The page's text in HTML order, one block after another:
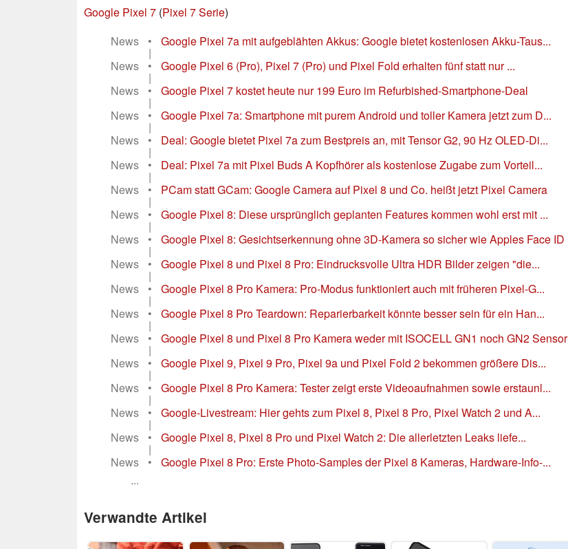
Google Pixel 7 (Pixel 7 Serie)
News
• Google Pixel 7a mit aufgeblähten Akkus: Google bietet kostenlosen Akku-Taus...
|
News
• Google Pixel 6 (Pro), Pixel 7 (Pro) und Pixel Fold erhalten fünf statt nur ...
|
News
• Google Pixel 7 kostet heute nur 199 Euro im Refurbished-Smartphone-Deal
|
News
• Google Pixel 7a: Smartphone mit purem Android und toller Kamera jetzt zum D...
|
News
• Deal: Google bietet Pixel 7a zum Bestpreis an, mit Tensor G2, 90 Hz OLED-Di...
|
News
• Deal: Pixel 7a mit Pixel Buds A Kopfhörer als kostenlose Zugabe zum Vorteil...
|
News
• PCam statt GCam: Google Camera auf Pixel 8 und Co. heißt jetzt Pixel Camera
|
News
• Google Pixel 8: Diese ursprünglich geplanten Features kommen wohl erst mit ...
|
News
• Google Pixel 8: Gesichtserkennung ohne 3D-Kamera so sicher wie Apples Face ID
|
News
• Google Pixel 8 und Pixel 8 Pro: Eindrucksvolle Ultra HDR Bilder zeigen "die...
|
News
• Google Pixel 8 Pro Kamera: Pro-Modus funktioniert auch mit früheren Pixel-G...
|
News
• Google Pixel 8 Pro Teardown: Reparierbarkeit könnte besser sein für ein Han...
|
News
• Google Pixel 8 und Pixel 8 Pro Kamera weder mit ISOCELL GN1 noch GN2 Sensor
|
News
• Google Pixel 9, Pixel 9 Pro, Pixel 9a und Pixel Fold 2 bekommen größere Dis...
|
News
• Google Pixel 8 Pro Kamera: Tester zeigt erste Videoaufnahmen sowie erstaunl...
|
News
• Google-Livestream: Hier gehts zum Pixel 8, Pixel 8 Pro, Pixel Watch 2 und A...
|
News
• Google Pixel 8, Pixel 8 Pro und Pixel Watch 2: Die allerletzten Leaks liefe...
|
News
•
Google Pixel 8 Pro: Erste Photo-Samples der Pixel 8 Kameras, Hardware-Info-...
...
Verwandte Artikel